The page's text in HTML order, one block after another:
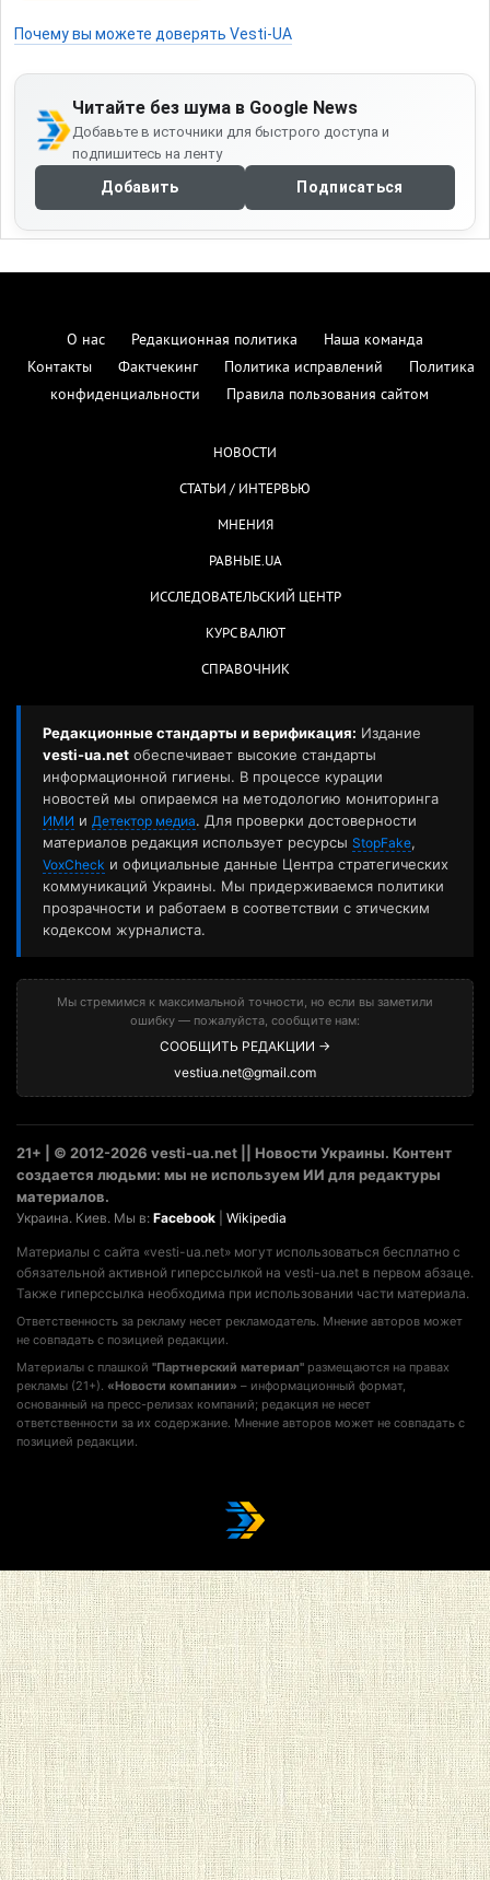
Почему вы можете доверять Vesti-UA
Читайте без шума в Google News
Добавьте в источники для быстрого доступа и
подпишитесь на ленту
Добавить Подписаться
О нас Редакционная политика
Наша команда
Контакты
Фактчекинг Политика исправлений
Политика
конфиденциальности
Правила пользования сайтом
НОВОСТИ
СТАТЬИ / ИНТЕРВЬЮ
МНЕНИЯ
РАВНЫЕ.UA
ИССЛЕДОВАТЕЛЬСКИЙ ЦЕНТР
КУРС ВАЛЮТ
СПРАВОЧНИК
Редакционные стандарты и верификация: Издание
vesti-ua.net обеспечивает высокие стандарты
информационной гигиены. В процессе курации
новостей мы опираемся на методологию мониторинга
ИМИ и Детектор медиа. Для проверки достоверности
материалов редакция использует ресурсы StopFake,
VoxCheck и официальные данные Центра стратегических
коммуникаций Украины. Мы придерживаемся политики
прозрачности и работаем в соответствии с этическим
кодексом журналиста.
Мы стремимся к максимальной точности, но если вы заметили
ошибку — пожалуйста, сообщите нам:
СООБЩИТЬ РЕДАКЦИИ →
vestiua.net@gmail.com
21+ | © 2012-2026 vesti-ua.net || Новости Украины. Контент
создается людьми: мы не используем ИИ для редактуры
материалов.
Украина. Киев. Мы в: Facebook Wikipedia
Материалы с сайта «vesti-ua.net» могут использоваться бесплатно с
обязательной активной гиперссылкой на vesti-ua.net в первом абзаце.
Также гиперссылка необходима при использовании части материала.
Ответственность за рекламу несет рекламодатель. Мнение авторов может
не совпадать с позицией редакции.
Материалы с плашкой "Партнерский материал" размещаются на правах
рекламы (21+). «Новости компании» – информационный формат,
основанный на пресс-релизах компаний; редакция не несет
ответственности за их содержание. Мнение авторов может не совпадать с
позицией редакции.